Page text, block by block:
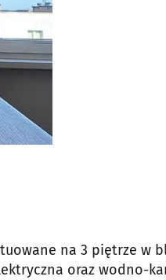
na 3 piętrze w
oraz wodno-